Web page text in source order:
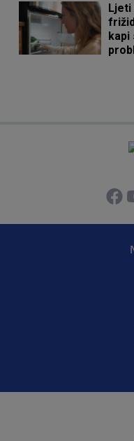
Ljeti
kapi